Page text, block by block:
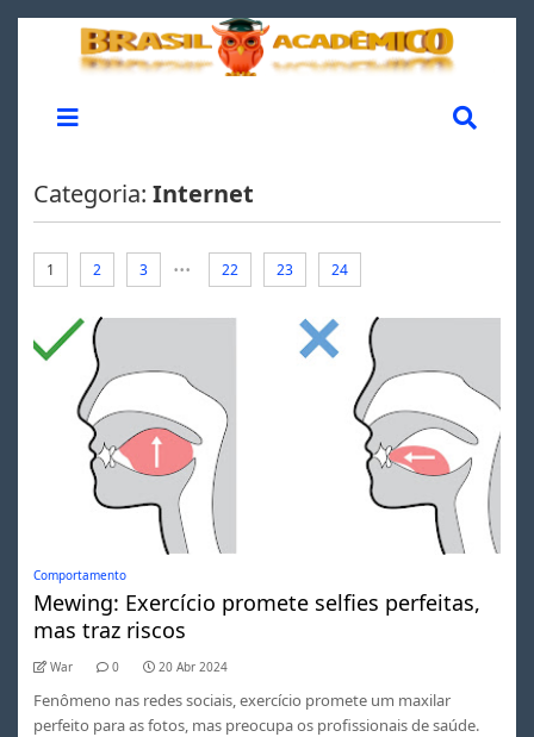
Categoria: Internet
1 2 3 ... 22 23 24
Comportamento
Mewing: Exercício promete selfies perfeitas,
mas traz riscos
War 0 20 Abr 2024
Fenômeno nas redes sociais, exercício promete um maxilar
perfeito para as fotos, mas preocupa os profissionais de saúde.